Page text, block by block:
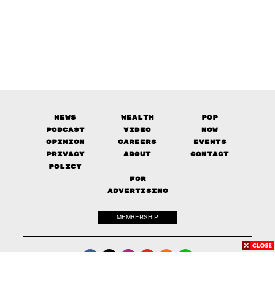
News Wealth
Pop
Podcast
Video
Now
Opinion
Careers
Events
Privacy
Policy
About Contact
FOR
ADVERTISING
MEMBERSHIP